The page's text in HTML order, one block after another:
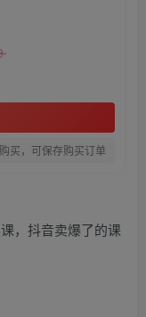
买，可保存购买订单